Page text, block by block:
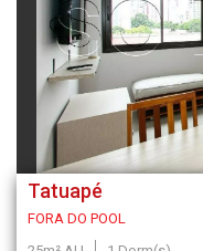
Tatuapé
FORA DO POOL